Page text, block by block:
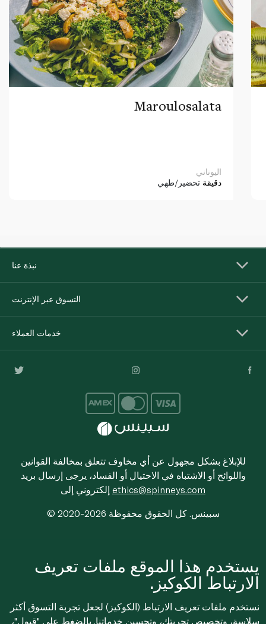
Maroulosalata
اليوناني
دقيقة تحضير/طهي
نبذة عنا
التسوق عبر الإنترنت
خدمات العملاء
للإبلاغ بشكل مجهول عن أي مخاوف تتعلق بمخالفة القوانين
واللوائح أو الاشتباه في الاحتيال أو الفساد، يرجى إرسال بريد
ethics@spinneys.com
© 2020-2026 سبينس. كل الحقوق محفوظة
يستخدم هذا الموقع ملفات تعريف
الارتباط الكوكيز.
نستخدم ملفات تعريف الارتباط (الكوكيز) لجعل تجربة التسوق أكثر
سلاسة، وتخصيص تجربتك، وتحسين خدماتنا. بالضغط على "قبول"،